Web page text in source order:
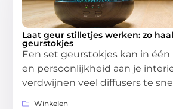
Laat geur stilletjes werken: zo
geurstokjes
Een set geurstokjes kan in één
en persoonlijkheid aan je
verdwijnen veel diffusers te
Winkelen